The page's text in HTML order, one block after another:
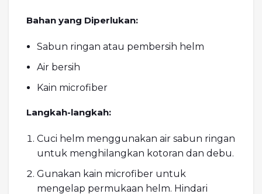
Bahan yang Diperlukan:
Sabun ringan atau pembersih helm
Air bersih
Kain microfiber
Langkah-langkah:
Cuci helm menggunakan air sabun ringan
untuk menghilangkan kotoran dan debu.
Gunakan kain microfiber untuk
mengelap permukaan helm. Hindari